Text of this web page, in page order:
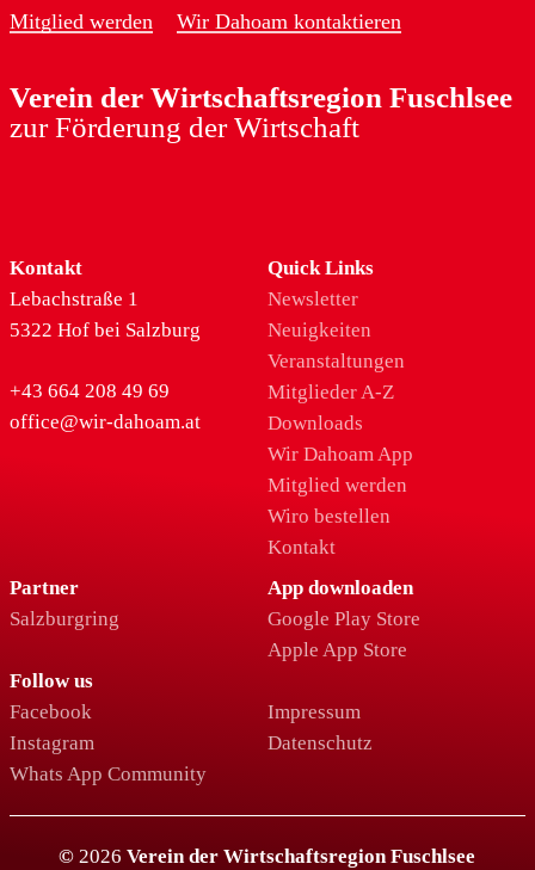
Mitglied werden Wir Dahoam kontaktieren
Verein der Wirtschaftsregion Fuschlsee
zur Förderung der Wirtschaft
Kontakt
Lebachstraße 1
5322 Hof bei Salzburg
+43 664 208 49 69
office@wir-dahoam.at
Quick Links
Newsletter
Neuigkeiten
Veranstaltungen
Mitglieder A-Z
Downloads
Wir Dahoam App
Mitglied werden
Wiro bestellen
Kontakt
Partner
Salzburgring
Follow us
Facebook
Instagram
Whats App Community
App downloaden
Google Play Store
Apple App Store
Impressum
Datenschutz
©2026 Verein der Wirtschaftsregion Fuschlsee